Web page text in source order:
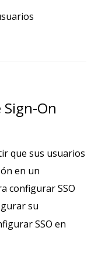
On
que sus usuarios
en un
configurar SSO
su
SSO en